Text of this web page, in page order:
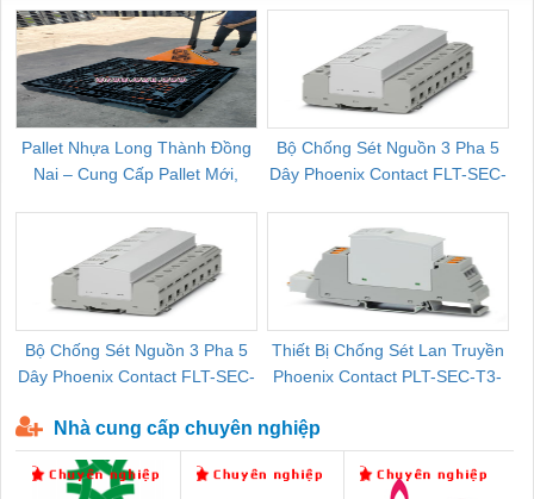
Pallet Nhựa Long Thành Đồng
Nai – Cung Cấp Pallet Mới,
Bộ Chống Sét Nguồn 3 Pha 5
Dây Phoenix Contact FLT-SEC-
Bộ Chống Sét Nguồn 3 Pha 5
Dây Phoenix Contact FLT-SEC-
Thiết Bị Chống Sét Lan Truyền
Phoenix Contact PLT-SEC-T3-
Nhà cung cấp chuyên nghiệp